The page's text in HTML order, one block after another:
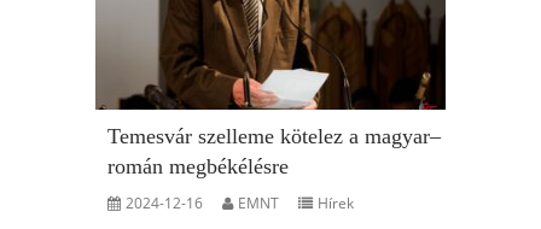
Temesvár szelleme kötelez a magyar–
román megbékélésre
2024-12-16 EMNT Hírek